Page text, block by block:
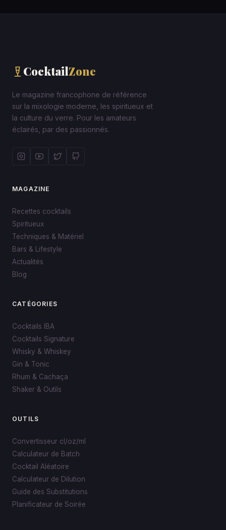
CocktailZone
Le magazine francophone de référence
sur la mixologie moderne, les spiritueux et
la culture du verre. Pour les amateurs
éclairés, par des passionnés.
MAGAZINE
Recettes cocktails
Spiritueux
Techniques & Matériel
Bars & Lifestyle
Actualités
Blog
CATÉGORIES
Cocktails IBA
Cocktails Signature
Whisky & Whiskey
Gin & Tonic
Rhum & Cachaça
Shaker & Outils
OUTILS
Convertisseur cl/oz/ml
Calculateur de Batch
Cocktail Aléatoire
Calculateur de Dilution
Guide des Substitutions
Planificateur de Soirée